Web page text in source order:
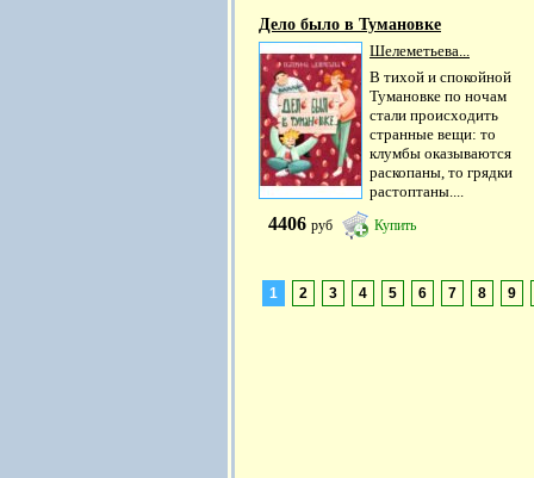
Дело было в Тумановке
Шелеметьева...
В тихой и спокойной
Тумановке по ночам
стали происходить
странные вещи: то
клумбы оказываются
раскопаны, то грядки
растоптаны....
4406 руб Купить
1 2 3 4 5 6 7 8 9